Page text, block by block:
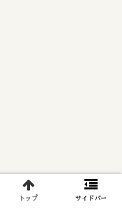
トップ サイドバー